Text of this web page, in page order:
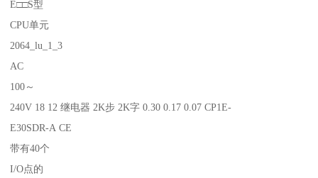
E□□S型
CPU单元
2064_lu_1_3
AC
100～
240V 18 12 继电器 2K步 2K字 0.30 0.17 0.07 CP1E-
E30SDR-A CE
带有40个
I/O点的